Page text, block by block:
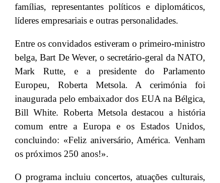
famílias, representantes políticos e diplomáticos,
líderes empresariais e outras personalidades.
Entre os convidados estiveram o primeiro-ministro
belga, Bart De Wever, o secretário-geral da NATO,
Mark Rutte, e a presidente do Parlamento
Europeu, Roberta Metsola. A cerimónia foi
inaugurada pelo embaixador dos EUA na Bélgica,
Bill White. Roberta Metsola destacou a história
comum entre a Europa e os Estados Unidos,
concluindo: «Feliz aniversário, América. Venham
os próximos 250 anos!».
O programa incluiu concertos, atuações culturais,